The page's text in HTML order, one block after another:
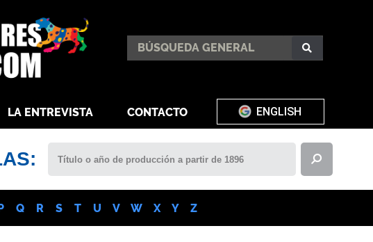
LA ENTREVISTA CONTACTO ENGLISH
Q R S T U V W X Y Z